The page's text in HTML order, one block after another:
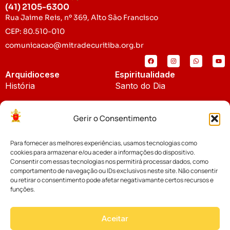
Gerir o Consentimento
Para fornecer as melhores experiências, usamos tecnologias como
cookies para armazenar e/ou aceder a informações do dispositivo.
Consentir com essas tecnologias nos permitirá processar dados, como
comportamento de navegação ou IDs exclusivos neste site. Não consentir
ou retirar o consentimento pode afetar negativamante certos recursos e
funções.
Aceitar
(41) 2105-6300
Rua Jaime Reis, nº 369, Alto São Francisco
CEP: 80.510-010
comunicacao@mitradecuritiba.org.br
Arquidiocese
História
Padroeira
Espiritualidade
Santo do Dia
Notícias
Notícias da Arquidiocese
Notícias Cáritas
Palavra dos Bispos
Cúria Diocesana
Fundo Diocesano
Vicariatos da Educação